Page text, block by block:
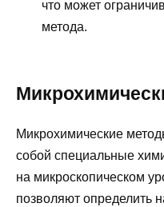
что может
метода.
Микрохимические
собой специальные
на микроскопическом
позволяют определить